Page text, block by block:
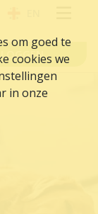
om goed te
cookies we
in onze